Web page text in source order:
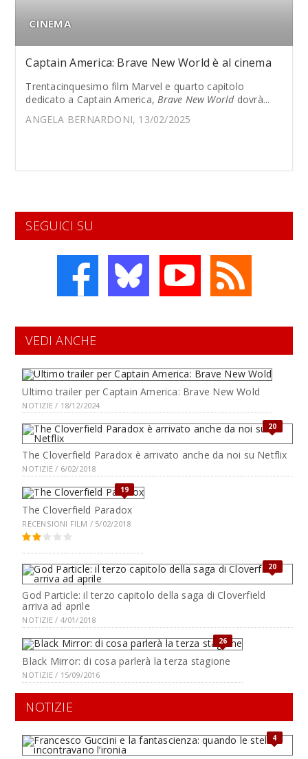
CINEMA
Captain America: Brave New World è al cinema
Trentacinquesimo film Marvel e quarto capitolo
dedicato a Captain America,Brave New Worlddovrà...
ANGELA BERNARDONI, 13/02/2025
SEGUICI SU
VEDI ANCHE
Ultimo trailer per Captain America: Brave New Wold
NOTIZIE / 18/12/2024
20
The Cloverfield Paradox è arrivato anche da noi su Netflix
NOTIZIE / 6/02/2018
19
The Cloverfield Paradox
RECENSIONI FILM / 5/02/2018
20
God Particle: il terzo capitolo della saga di Cloverfield
arriva ad aprile
NOTIZIE / 4/01/2018
26
Black Mirror: di cosa parlerà la terza stagione
NOTIZIE / 15/09/2016
NOTIZIE
4